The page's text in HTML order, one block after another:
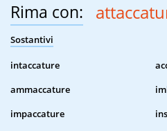
Rima con:
Sostantivi
intaccature
ammaccature
impaccature